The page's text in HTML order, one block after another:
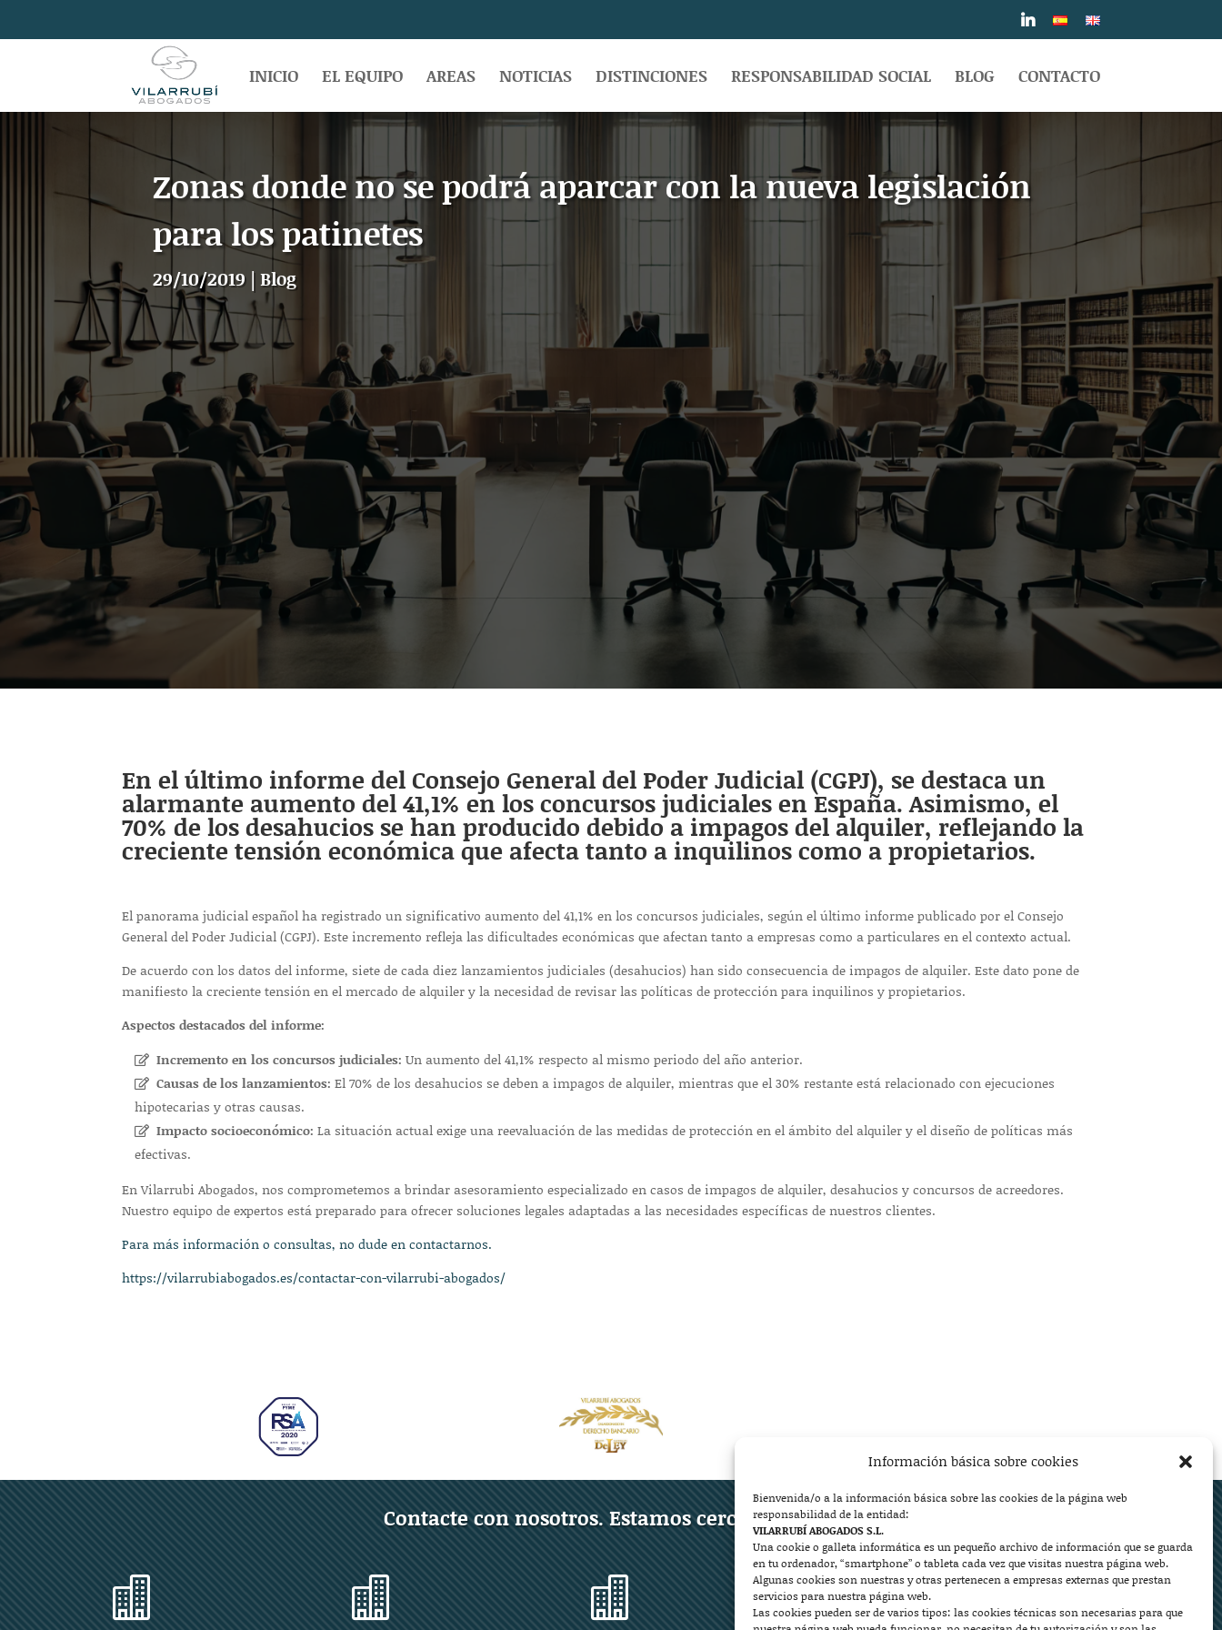
Información básica sobre cookies
Bienvenida/o a la información básica sobre las cookies de la página web
responsabilidad de la entidad:
VILARRUBÍ ABOGADOS S.L.
Una cookie o galleta informática es un pequeño archivo de información que se guarda
en tu ordenador, “smartphone” o tableta cada vez que visitas nuestra página web.
Algunas cookies son nuestras y otras pertenecen a empresas externas que prestan
servicios para nuestra página web.
Las cookies pueden ser de varios tipos: las cookies técnicas son necesarias para que
INICIO EL EQUIPO AREAS NOTICIAS DISTINCIONES RESPONSABILIDAD SOCIAL BLOG CONTACTO
Zonas donde no se podrá aparcar con la nueva legislación
para los patinetes
29/10/2019|Blog
En el último informe del Consejo General del Poder Judicial (CGPJ), se destaca un
alarmante aumento del 41,1% en los concursos judiciales en España. Asimismo, el
70% de los desahucios se han producido debido a impagos del alquiler, reflejando la
creciente tensión económica que afecta tanto a inquilinos como a propietarios.
El panorama judicial español ha registrado un significativo aumento del 41,1% en los concursos judiciales, según el último informe publicado por el Consejo
General del Poder Judicial (CGPJ). Este incremento refleja las dificultades económicas que afectan tanto a empresas como a particulares en el contexto actual.
De acuerdo con los datos del informe, siete de cada diez lanzamientos judiciales (desahucios) han sido consecuencia de impagos de alquiler. Este dato pone de
manifiesto la creciente tensión en el mercado de alquiler y la necesidad de revisar las políticas de protección para inquilinos y propietarios.
Aspectos destacados del informe:
Incremento en los concursos judiciales: Un aumento del 41,1% respecto al mismo periodo del año anterior.
Causas de los lanzamientos: El 70% de los desahucios se deben a impagos de alquiler, mientras que el 30% restante está relacionado con ejecuciones
hipotecarias y otras causas.
Impacto socioeconómico: La situación actual exige una reevaluación de las medidas de protección en el ámbito del alquiler y el diseño de políticas más
efectivas.
En Vilarrubi Abogados, nos comprometemos a brindar asesoramiento especializado en casos de impagos de alquiler, desahucios y concursos de acreedores.
Nuestro equipo de expertos está preparado para ofrecer soluciones legales adaptadas a las necesidades específicas de nuestros clientes.
Para más información o consultas, no dude en contactarnos.
https://vilarrubiabogados.es/contactar-con-vilarrubi-abogados/
Contacte con nosotros. Estamos cerca de usted.
    